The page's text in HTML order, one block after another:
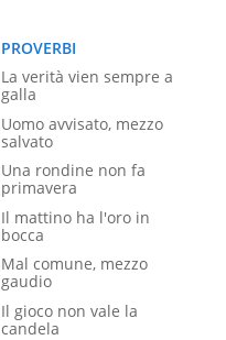
PROVERBI
La verità vien sempre a
galla
Uomo avvisato, mezzo
salvato
Una rondine non fa
primavera
Il mattino ha l'oro in
bocca
Mal comune, mezzo
gaudio
Il gioco non vale la
candela